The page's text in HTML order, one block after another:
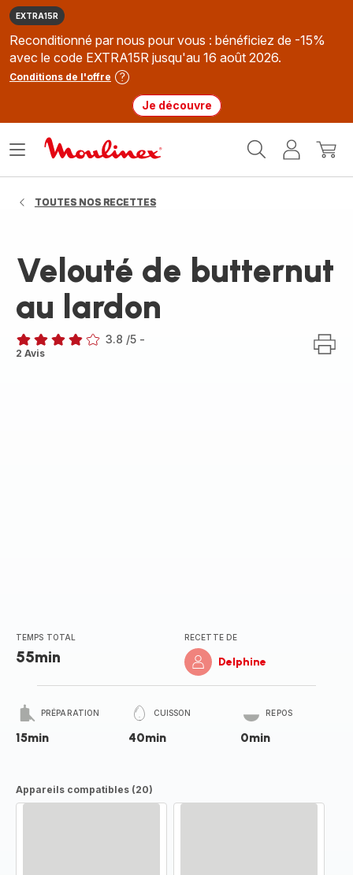
EXTRA15R
Reconditionné par nous pour vous : bénéficiez de -15%
avec le code EXTRA15R jusqu'au 16 août 2026.
Conditions de l'offre
Je découvre
MonMon
Ouvrir
TOUTES NOS RECETTES
Velouté de butternut
au lardon
ratings.3.8
3.8 /5 -
2 Avis
TEMPS TOTAL
55min
RECETTE DE
Delphine
PRÉPARATION
15min
CUISSON
40min
REPOS
0min
Appareils compatibles (20)